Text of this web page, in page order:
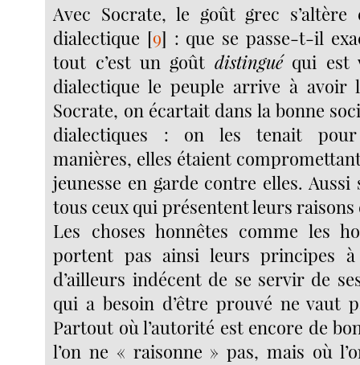
Avec Socrate, le goût grec
dialectique [9] : que se passe-t-il
tout c’est un goût distinguéqui est
dialectique le peuple arrive à avoir
Socrate, on écartait dans la bonne
dialectiques : on les tenait pour
manières, elles étaient
jeunesse en garde contre elles.
tous ceux qui présentent leurs
Les choses honnêtes comme les
portent pas ainsi leurs principes
d’ailleurs indécent de se servir de
qui a besoin d’être prouvé ne vaut
Partout où l’autorité est encore de
l’on ne « raisonne » pas, mais où